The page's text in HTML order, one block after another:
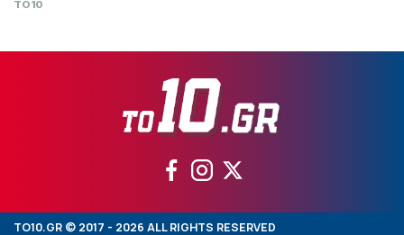
TO10
TO10.GR © 2017 - 2026 ALL RIGHTS RESERVED